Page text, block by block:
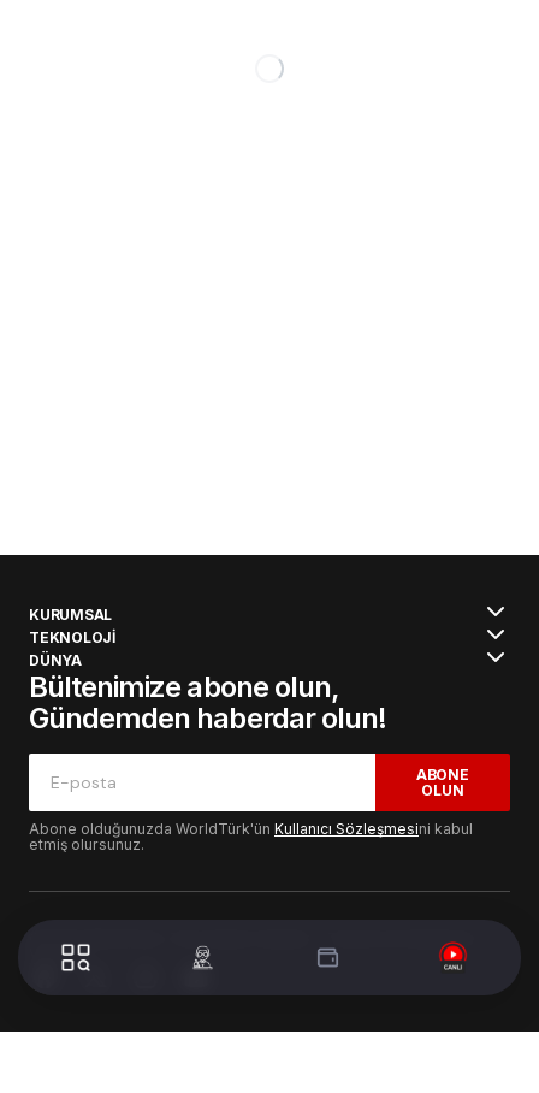
KURUMSAL
TEKNOLOJİ
DÜNYA
Bültenimize abone olun,
Gündemden haberdar olun!
ABONE
OLUN
Abone olduğunuzda WorldTürk'ün Kullanıcı Sözleşmesini kabul
etmiş olursunuz.
© 2024 WorldTurk. Tüm Hakları Saklıdır. - Tasarım & Geliştirme :
Volion's